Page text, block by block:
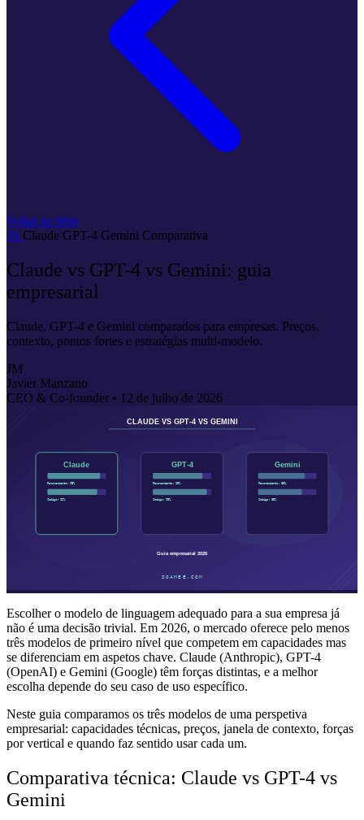
Voltar ao blog
IA Claude GPT-4 Gemini Comparativa
Claude vs GPT-4 vs Gemini: guia
empresarial
Claude, GPT-4 e Gemini comparados para empresas. Preços,
contexto, pontos fortes e estratégias multi-modelo.
JM
Javier Manzano
CEO & Co-founder • 12 de julho de 2026
Escolher o modelo de linguagem adequado para a sua empresa já
não é uma decisão trivial. Em 2026, o mercado oferece pelo menos
três modelos de primeiro nível que competem em capacidades mas
se diferenciam em aspetos chave. Claude (Anthropic), GPT-4
(OpenAI) e Gemini (Google) têm forças distintas, e a melhor
escolha depende do seu caso de uso específico.
Neste guia comparamos os três modelos de uma perspetiva
empresarial: capacidades técnicas, preços, janela de contexto, forças
por vertical e quando faz sentido usar cada um.
Comparativa técnica: Claude vs GPT-4 vs
Gemini